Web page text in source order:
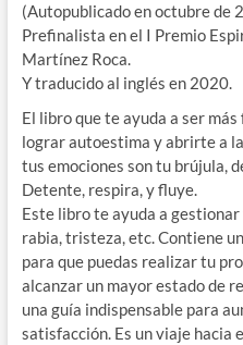
(Autopublicado en octubre de
Prefinalista en el I Premio
Martínez Roca.
Y traducido al inglés en 2020.
El libro que te ayuda a ser
lograr autoestima y abrirte a
tus emociones son tu brújula,
Detente, respira, y fluye.
Este libro te ayuda a
rabia, tristeza, etc. Contiene
para que puedas realizar tu
alcanzar un mayor estado de
una guía indispensable para
satisfacción. Es un viaje hacia